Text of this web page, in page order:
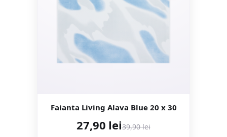
Faianta Living Alava Blue 20 x 30
27,90 lei39,90 lei